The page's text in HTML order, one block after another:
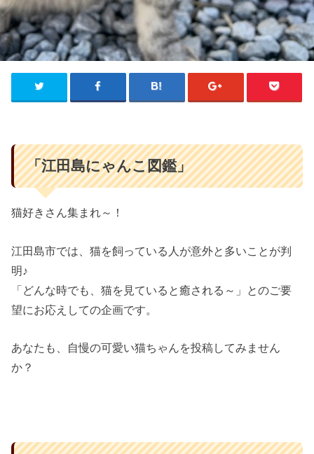
「江田島にゃんこ図鑑」
猫好きさん集まれ～！
江田島市では、猫を飼っている人が意外と多いことが判
明♪
「どんな時でも、猫を見ていると癒される～」とのご要
望にお応えしての企画です。
あなたも、自慢の可愛い猫ちゃんを投稿してみません
か？